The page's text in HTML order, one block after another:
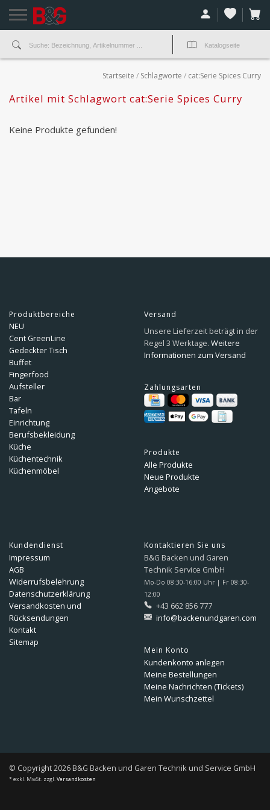
Startseite / Schlagworte / cat:Serie Spices Curry
Artikel mit Schlagwort cat:Serie Spices Curry
Keine Produkte gefunden!
Produktbereiche
NEU
Cent GreenLine
Gedeckter Tisch
Buffet
Fingerfood
Aufsteller
Bar
Tafeln
Einrichtung
Berufsbekleidung
Küche
Küchentechnik
Küchenmöbel
Versand
Unsere Lieferzeit beträgt in der
Regel 3 Werktage. Weitere
Informationen zum Versand
Zahlungsarten
Produkte
Alle Produkte
Neue Produkte
Angebote
Kundendienst
Impressum
AGB
Widerrufsbelehrung
Datenschutzerklärung
Versandkosten und
Rücksendungen
Kontakt
Sitemap
Kontaktieren Sie uns
B&G Backen und Garen
Technik Service GmbH
Mo-Do 08:30-16:00 Uhr | Fr 08:30-
12:00
+43 662 856 777
info@backenundgaren.com
Mein Konto
Kundenkonto anlegen
Meine Bestellungen
Meine Nachrichten (Tickets)
Mein Wunschzettel
© Copyright 2026 B&G Backen und Garen Technik und Service GmbH
* exkl. MwSt. zzgl.Versandkosten